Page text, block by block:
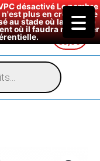
désactivé Le nombre
plus en croissance
au stade où la dérivée
où il faudra modéliser
€0,00